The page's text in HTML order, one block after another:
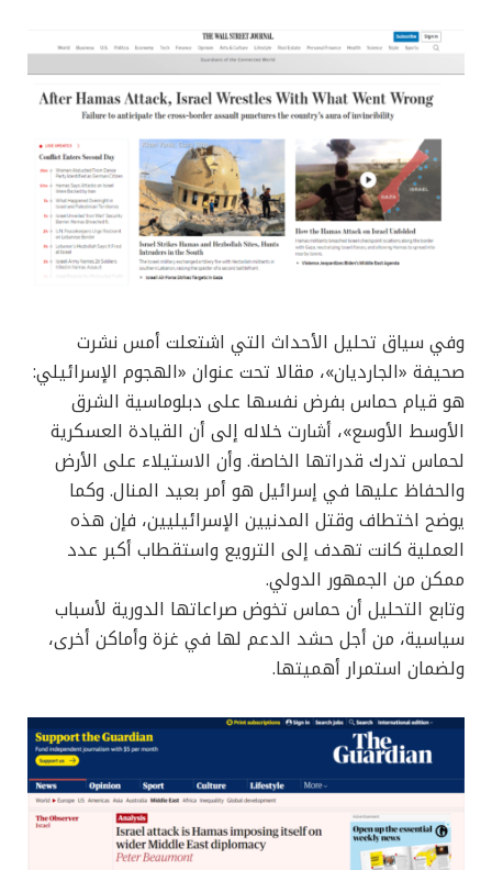
وفي سياق تحليل الأحداث التي اشتعلت أمس نشرت
صحيفة «الجارديان»، مقالا تحت عنوان «الهجوم الإسرائيلي:
هو قيام حماس بفرض نفسها على دبلوماسية الشرق
الأوسط الأوسع»، أشارت خلاله إلى أن القيادة العسكرية
لحماس تدرك قدراتها الخاصة. وأن الاستيلاء على الأرض
والحفاظ عليها في إسرائيل هو أمر بعيد المنال. وكما
يوضح اختطاف وقتل المدنيين الإسرائيليين، فإن هذه
العملية كانت تهدف إلى الترويع واستقطاب أكبر عدد
ممكن من الجمهور الدولي.
وتابع التحليل أن حماس تخوض صراعاتها الدورية لأسباب
سياسية، من أجل حشد الدعم لها في غزة وأماكن أخرى،
ولضمان استمرار أهميتها.